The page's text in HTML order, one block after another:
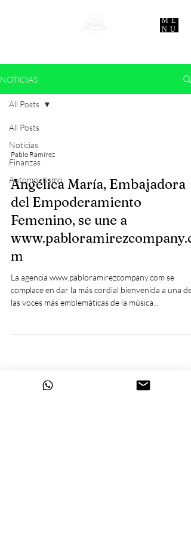
ME
NU
NOTICIAS
All Posts
Noticias
Finanzas
Automovilismo
All Posts
Pablo Ramírez
Angélica María, Embajadora
del Empoderamiento
Femenino, se une a
m
La agencia www.pabloramirezcompany.com se
complace en dar la más cordial bienvenida a una de
las voces más emblemáticas de la música...